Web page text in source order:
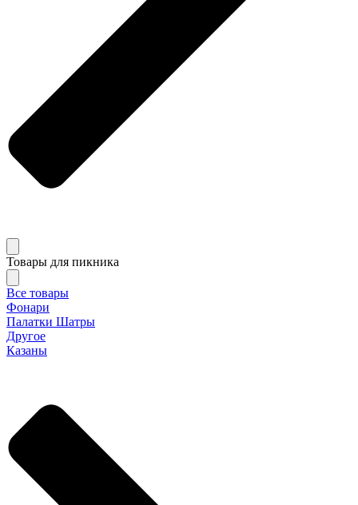
Товары для пикника
Все товары
Фонари
Палатки Шатры
Другое
Казаны